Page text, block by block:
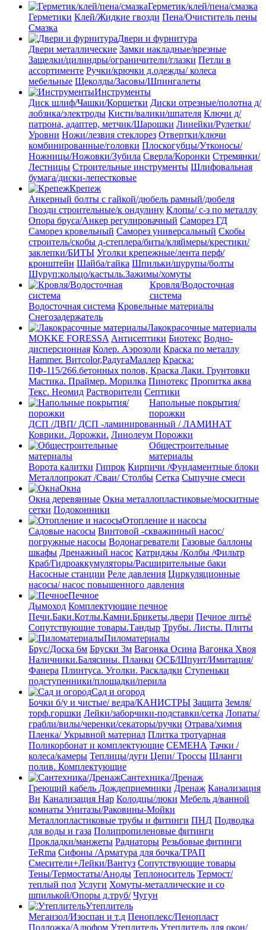
Герметик/клей/пена/смазка
Герметики Клей/Жидкие гвозди Пена/Очиститель пены
Смазка
Двери и фурнитура
Двери металлические Замки накладные/врезные
Защелки/цилиндры/ограничители/глазки Петли в
ассортименте Ручки/крючки д.одежды/ колеса
мебельные Щеколды/Засовы/Шпингалеты
Инструменты
Диск шлиф/Чашки/Корщетки Диски отрезные/полотна д/
лобзика/электроды Кисти/валики/шпателя Ключи д/
патрона, адаптер, метчик/Шарошки Линейки/Рулетки/
Уровни Ножи/лезвия стеклорез Отвертки/ключи
комбинированные/головки Плоскогубцы/Утконосы/
Ножницы/Ножовки/Зубила Сверла/Коронки Стремянки/
Лестницы Строительные инструменты Шлифовальная
бумага/диски-лепестковые
Крепеж
Анкерный болты с гайкой/дюбель рамный/дюбеля
Гвозди строительные/к ондулину Клопы/ с-з по металлу
Опора бруса/Анкер регулировачный Саморез ГД
Саморез кровельный Саморез универсальный Скобы
строитель/скобы д-степлера/биты/кляймеры/крестики/
заклепки/БИТЫ Уголки крепежные/лента перф/
кронштейн Шайба/гайка Шпильки/шурупы/болты
Шуруп:кольцо/кастыль.Зажимы/хомуты
Кровля/Водосточная
система
Водосточная система Кровельные материалы
Снегозадержатель
Лакокрасочные материалы
MOKKE FORESSA Антисептики Биотекс Водно-
дисперсионная Колер. Аэрозоли Краска по металлу
Hammer. Витcolor,РадугаМаллер Краска:
ПФ-115/266.бетонных полов, Краска Лаки. Грунтовки
Мастика. Праймер. Морилка Пинотекс Пропитка аква
Текс. Неомид Растворители Септики
Напольные покрытия/
порожки
ДСП /ДВП/ ДСП -ламинированный / ЛАМИНАТ
Коврики. Дорожки. Линолеум Порожки
Общестроительные
материалы
Ворота калитки Гипрок Кирпичи /Фундаментные блоки
Металлопрокат /Сваи/ Столбы Сетка Сыпучие смеси
Окна
Окна деревянные Окна металлопластиковые/москитные
сетки Подоконники
Отопление и насосы
Cадовые насосы Винтовой -скважинный насос/
погружные насосы Водонагреватели Газовые баллоны
шкафы Дренажный насос Катриджы /Колбы /Фильтр
Краб/Гидроаккумуляторы/Расширительные баки
Насосные станции Реле давления Циркуляционные
насосы/ насос повышенного давления
Печное
Дымоход Комплектующие печное
Печи.Баки.Котлы.Камни.Брикеты.двери Печное литьё
Сопутствующие товары.Тандыр Трубы. Листы. Плиты
Пиломатериалы
Брус/Доска 6м Бруски 3м Вагонка Осина Вагонка Хвоя
Наличники.Балясины. Планки ОСБ/Шпунт/Имитация/
Фанера Плинтуса. Уголки. Раскладки Ступеньки
подступенники/площадки/перила
Сад и огород
Бочки б/у и чистые/ ведра/КАНИСТРЫ Защита Земля/
торф.горшки Лейки/заборчики-подставки/сетка Лопаты/
грабли/вилы/черенки/секаторы/ручки Отрава/химия
Пленка/ Укрывной материал Плитка тротуарная
Поликорбонат и комплектующие СЕМЕНА Тачки /
колеса/камеры Теплицы/дуги Цепи/ Троссы Шланги
полив. Комплектующие
Сантехника/Дренаж
Греющий кабель Дождеприемники Дренаж Канализация
Вн Канализация Нар Колодцы/люки Мебель д/ванной
комнаты Унитазы/Раковины-Мойки
Металлопластиковые трубы и фитинги ПНД Подводка
для воды и газа Полипропиленовые фитинги
Прокладки/манжеты Радиаторы Резьбовые фитинги
TeRma Сифоны /Арматура для бочка/ТРАП
Смесители+Лейки/Вантуз Сопутствующие товары
Тены/Термостаты/Аноды Теплоноситель Термост/
теплый пол Услуги Хомуты-металлические и со
шпилькой/Опоры д.труб/ Чугун
Утеплитель
Мегаизол/Изоспан и т.д Пеноплекс/Пенопласт
Подложка/Алюфом Утеплитель Утеплитель для окон/